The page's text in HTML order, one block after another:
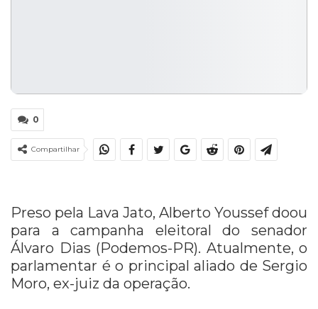
0
Compartilhar
Preso pela Lava Jato, Alberto Youssef doou
para a campanha eleitoral do senador
Álvaro Dias (Podemos-PR). Atualmente, o
parlamentar é o principal aliado de Sergio
Moro, ex-juiz da operação.